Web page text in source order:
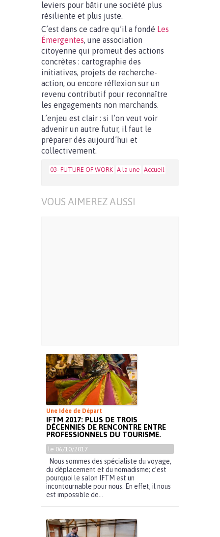
leviers pour bâtir une société plus
résiliente et plus juste.
C’est dans ce cadre qu’il a fondé Les
Émergentes, une association
citoyenne qui promeut des actions
concrètes : cartographie des
initiatives, projets de recherche-
action, ou encore réflexion sur un
revenu contributif pour reconnaître
les engagements non marchands.
L’enjeu est clair : si l’on veut voir
advenir un autre futur, il faut le
préparer dès aujourd’hui et
collectivement.
03- FUTURE OF WORK A la une Accueil
VOUS AIMEREZ AUSSI
Une Idée de Départ
IFTM 2017: PLUS DE TROIS
DÉCENNIES DE RENCONTRE ENTRE
PROFESSIONNELS DU TOURISME.
le 06/10/2017
Nous sommes des spécialiste du voyage,
du déplacement et du nomadisme; c’est
pourquoi le salon IFTM est un
incontournable pour nous. En effet, il nous
est impossible de...